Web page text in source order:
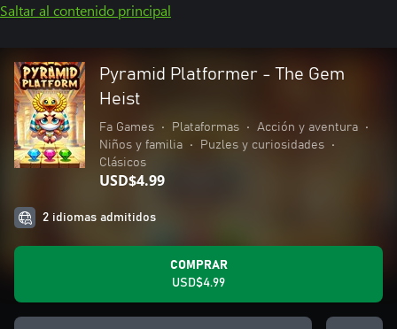
Saltar al contenido principal
Pyramid Platformer - The Gem
Heist
Fa Games • Plataformas • Acción y aventura
•
Niños y familia
• Puzles y curiosidades
•
Clásicos
USD$4.99
2 idiomas admitidos
COMPRAR
USD$4.99